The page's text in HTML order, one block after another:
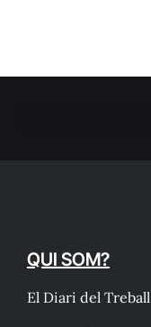
QUI SOM?
El Diari del Treball